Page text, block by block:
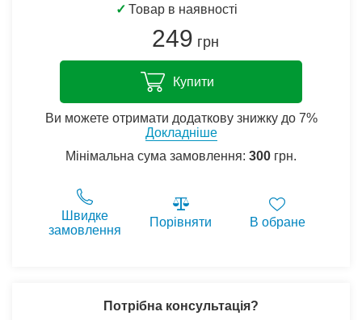
✓ Товар в наявності
249 грн
Купити
Ви можете отримати додаткову знижку до 7%
Докладніше
Мінімальна сума замовлення: 300 грн.
Швидке
замовлення
Порівняти В обране
Потрібна консультація?